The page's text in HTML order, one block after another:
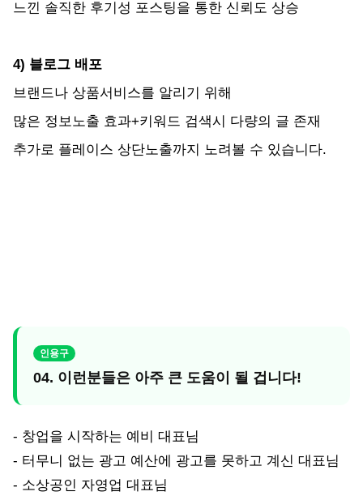
느낀 솔직한 후기성 포스팅을 통한 신뢰도 상승
4) 블로그 배포
브랜드나 상품서비스를 알리기 위해
많은 정보노출 효과+키워드 검색시 다량의 글 존재
추가로 플레이스 상단노출까지 노려볼 수 있습니다.
04. 이런분들은 아주 큰 도움이 될 겁니다!
- 창업을 시작하는 예비 대표님
- 터무니 없는 광고 예산에 광고를 못하고 계신 대표님
- 소상공인 자영업 대표님